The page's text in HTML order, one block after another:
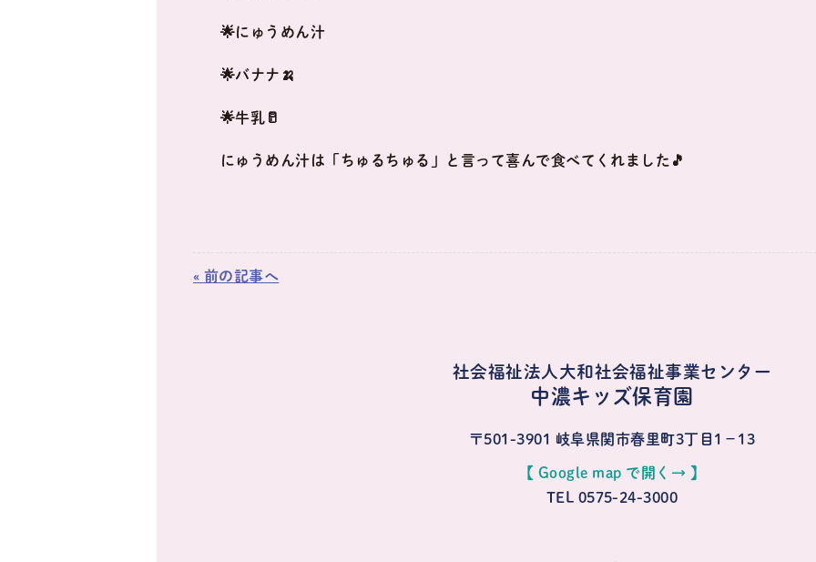
🌟にゅうめん汁
🌟バナナ🍌
🌟牛乳🥛
にゅうめん汁は「ちゅるちゅる」と言って喜んで食べてくれました🎵
« 前の記事へ
社会福祉法人大和社会福祉事業センター
中濃キッズ保育園
〒501-3901 岐阜県関市春里町3丁目1−13
【 Google map で開く→ 】
TEL 0575-24-3000